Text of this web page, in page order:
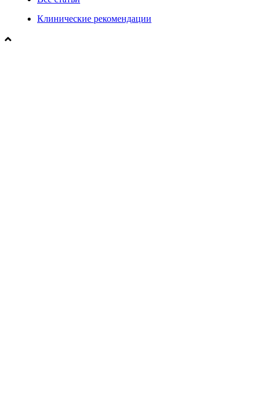
Клинические рекомендации